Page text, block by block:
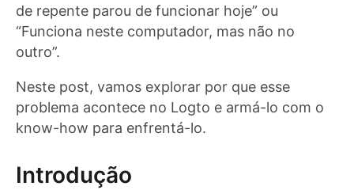
de repente parou de funcionar hoje” ou
“Funciona neste computador, mas não no
outro”.
Neste post, vamos explorar por que esse
problema acontece no Logto e armá-lo com o
know-how para enfrentá-lo.
Introdução